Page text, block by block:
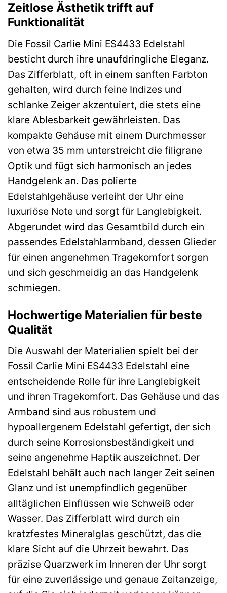
Zeitlose Ästhetik trifft auf
Funktionalität
Die Fossil Carlie Mini ES4433 Edelstahl
besticht durch ihre unaufdringliche Eleganz.
Das Zifferblatt, oft in einem sanften Farbton
gehalten, wird durch feine Indizes und
schlanke Zeiger akzentuiert, die stets eine
klare Ablesbarkeit gewährleisten. Das
kompakte Gehäuse mit einem Durchmesser
von etwa 35 mm unterstreicht die filigrane
Optik und fügt sich harmonisch an jedes
Handgelenk an. Das polierte
Edelstahlgehäuse verleiht der Uhr eine
luxuriöse Note und sorgt für Langlebigkeit.
Abgerundet wird das Gesamtbild durch ein
passendes Edelstahlarmband, dessen Glieder
für einen angenehmen Tragekomfort sorgen
und sich geschmeidig an das Handgelenk
schmiegen.
Hochwertige Materialien für beste
Qualität
Die Auswahl der Materialien spielt bei der
Fossil Carlie Mini ES4433 Edelstahl eine
entscheidende Rolle für ihre Langlebigkeit
und ihren Tragekomfort. Das Gehäuse und das
Armband sind aus robustem und
hypoallergenem Edelstahl gefertigt, der sich
durch seine Korrosionsbeständigkeit und
seine angenehme Haptik auszeichnet. Der
Edelstahl behält auch nach langer Zeit seinen
Glanz und ist unempfindlich gegenüber
alltäglichen Einflüssen wie Schweiß oder
Wasser. Das Zifferblatt wird durch ein
kratzfestes Mineralglas geschützt, das die
klare Sicht auf die Uhrzeit bewahrt. Das
präzise Quarzwerk im Inneren der Uhr sorgt
für eine zuverlässige und genaue Zeitanzeige,